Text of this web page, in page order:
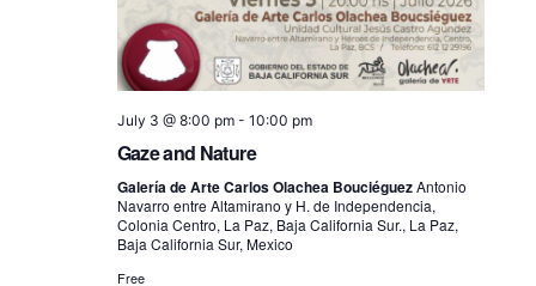
July 3 @ 8:00 pm- 10:00 pm
Gaze and Nature
Galería de Arte Carlos Olachea BouciéguezAntonio
Navarro entre Altamirano y H. de Independencia,
Colonia Centro, La Paz, Baja California Sur., La Paz,
Baja California Sur, Mexico
Free